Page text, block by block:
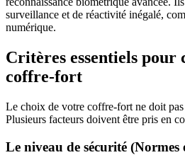
surveillance et de réactivité inégalé,
numérique.
Critères essentiels pour
coffre-fort
Le choix de votre coffre-fort ne doit pas
Plusieurs facteurs doivent être pris en
Le niveau de sécurité (Normes